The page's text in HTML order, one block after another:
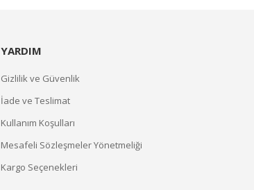
YARDIM
Gizlilik ve Güvenlik
İade ve Teslimat
Kullanım Koşulları
Mesafeli Sözleşmeler Yönetmeliği
Kargo Seçenekleri